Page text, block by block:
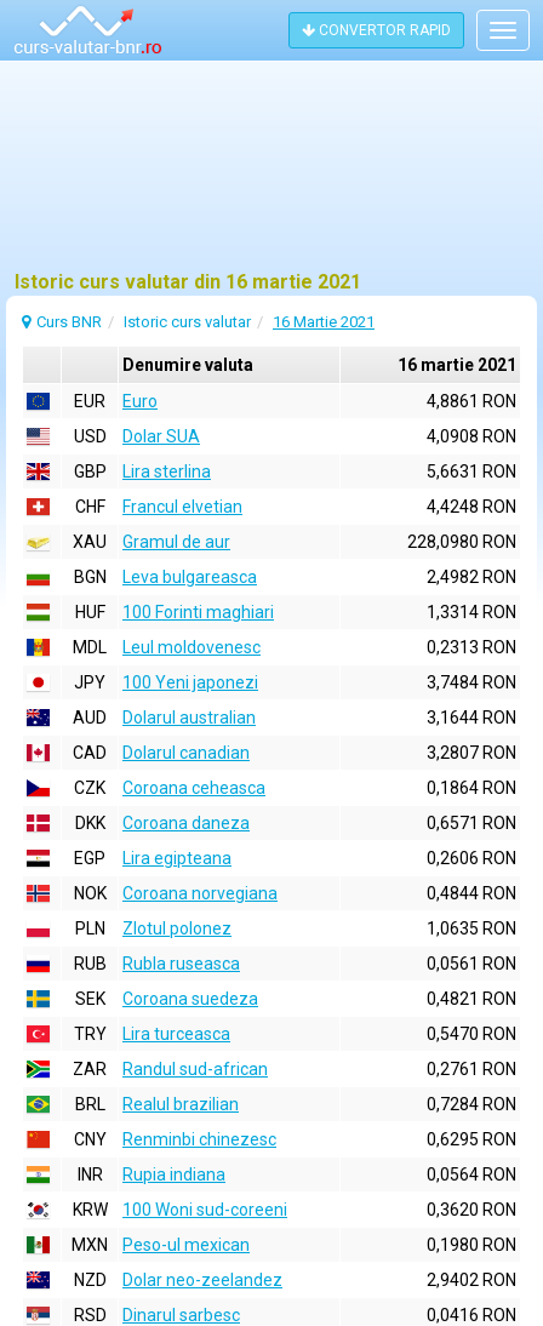
CONVERTOR RAPID
Istoric curs valutar din 16 martie 2021
Curs BNR Istoric curs valutar 16 Martie 2021
Denumire valuta
16 martie 2021
EUR
Euro
4,8861 RON
USD
Dolar SUA
4,0908 RON
GBP
Lira sterlina
5,6631 RON
CHF
Francul elvetian
4,4248 RON
XAU
Gramul de aur
228,0980 RON
BGN
Leva bulgareasca
2,4982 RON
HUF
100 Forinti maghiari
1,3314 RON
MDL
Leul moldovenesc
0,2313 RON
JPY
100 Yeni japonezi
3,7484 RON
AUD
Dolarul australian
3,1644 RON
CAD
Dolarul canadian
3,2807 RON
CZK
Coroana ceheasca
0,1864 RON
DKK
Coroana daneza
0,6571 RON
EGP
Lira egipteana
0,2606 RON
NOK
Coroana norvegiana
0,4844 RON
PLN
Zlotul polonez
1,0635 RON
RUB
Rubla ruseasca
0,0561 RON
SEK
Coroana suedeza
0,4821 RON
TRY
Lira turceasca
0,5470 RON
ZAR
Randul sud-african
0,2761 RON
BRL
Realul brazilian
0,7284 RON
CNY
Renminbi chinezesc
0,6295 RON
INR
Rupia indiana
0,0564 RON
KRW
100 Woni sud-coreeni
0,3620 RON
MXN
Peso-ul mexican
0,1980 RON
NZD
Dolar neo-zeelandez
2,9402 RON
RSD
Dinarul sarbesc
0,0416 RON